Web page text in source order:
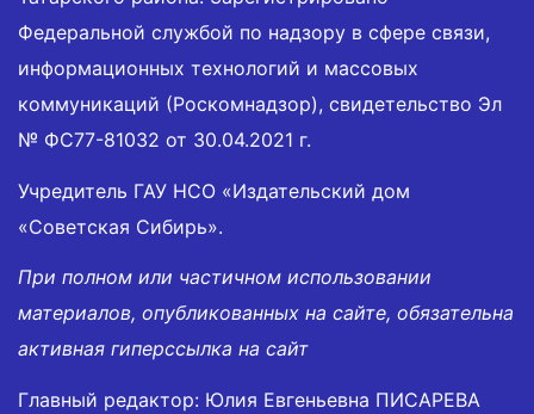
Федеральной службой по надзору в сфере связи,
информационных технологий и массовых
коммуникаций (Роскомнадзор), свидетельство Эл
№ ФС77-81032 от 30.04.2021 г.
Учредитель ГАУ НСО «Издательский дом
«Советская Сибирь».
При полном или частичном использовании
материалов, опубликованных на сайте, обязательна
активная гиперссылка на сайт
Главный редактор: Юлия Евгеньевна ПИСАРЕВА